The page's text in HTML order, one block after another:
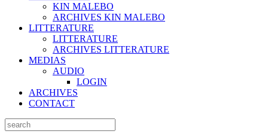
KIN MALEBO
ARCHIVES KIN MALEBO
LITTERATURE
LITTERATURE
ARCHIVES LITTERATURE
MEDIAS
AUDIO
LOGIN
ARCHIVES
CONTACT